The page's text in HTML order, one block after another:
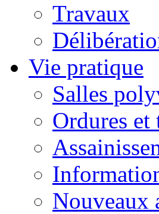
Travaux
Vie pratique
Salles
Ordures
Nouveaux